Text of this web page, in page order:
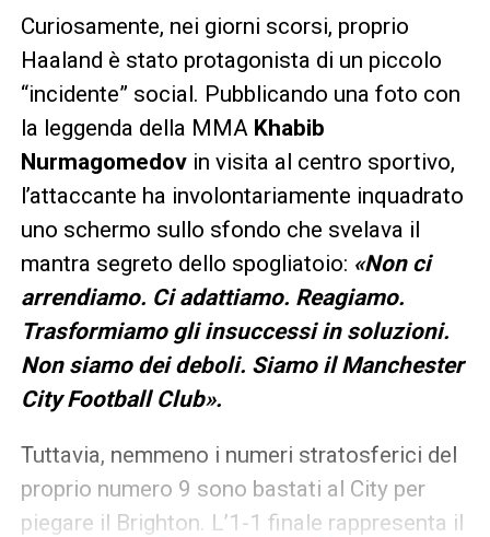
Curiosamente, nei giorni scorsi, proprio
Haaland è stato protagonista di un piccolo
“incidente” social. Pubblicando una foto con
la leggenda della MMA Khabib
Nurmagomedovin visita al centro sportivo,
l’attaccante ha involontariamente inquadrato
uno schermo sullo sfondo che svelava il
mantra segreto dello spogliatoio: «Non ci
arrendiamo. Ci adattiamo. Reagiamo.
Trasformiamo gli insuccessi in soluzioni.
Non siamo dei deboli. Siamo il Manchester
City Football Club».
Tuttavia, nemmeno i numeri stratosferici del
proprio numero 9 sono bastati al City per
piegare il Brighton. L’1-1 finale rappresenta il